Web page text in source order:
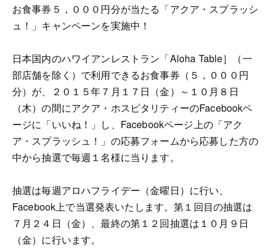
お食事券５，０００円分が当たる「アクア・スプラッシ
ュ！」キャンペーンを実施中！
日本国内のハワイアンレストラン「Aloha Table］（一
部店舗を除く）で利用できるお食事券（５，０００円
分）が、２０１５年７月１７日（金）～１０月８日
（木）の間にアクア・ホスピタリティーのFacebookペ
ージに「いいね！」し、Facebookページ上の「アク
ア・スプラッシュ！」の応募フォームから応募した方の
中から抽選で毎週１名様に当ります。
抽選は毎週アロハフライデー（金曜日）に行い、
Facebook上で当選発表いたします。第１回目の抽選は
７月２４日（金）、最終の第１２回抽選は１０月９日
（金）に行います。